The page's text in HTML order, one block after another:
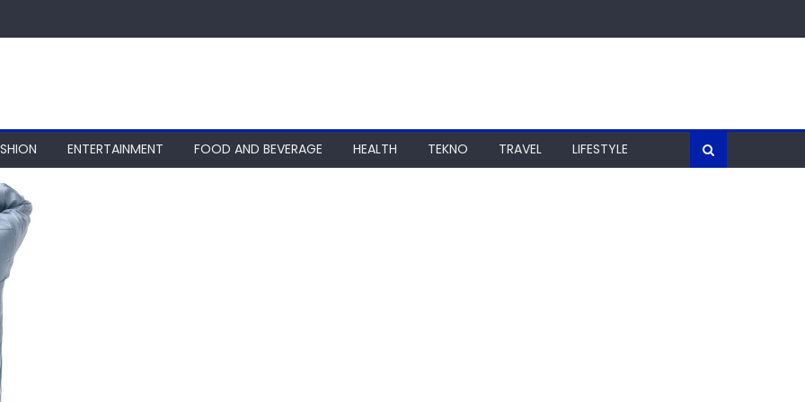
ENTERTAINMENT FOOD AND BEVERAGE HEALTH TEKNO TRAVEL LIFESTYLE